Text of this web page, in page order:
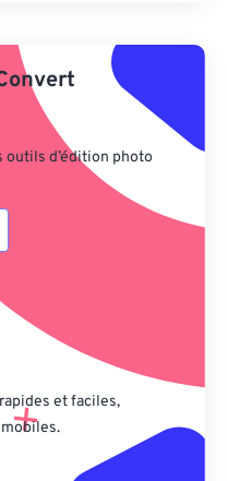
outils d’édition photo
et faciles,